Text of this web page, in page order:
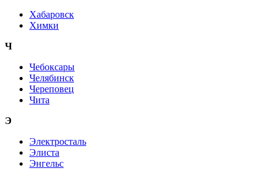
Хабаровск
Химки
Ч
Чебоксары
Челябинск
Череповец
Чита
Э
Электросталь
Элиста
Энгельс